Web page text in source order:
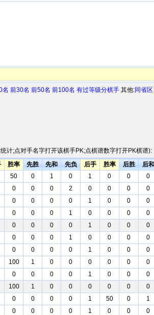
名 前30名 前50名 前100名 有过等级分棋手 其他:同省区
计;点对手名字打开该棋手PK;点棋谱数字打开PK棋谱):
胜率 先胜 先和 先负 后手 胜率 后胜 后和
50 0 1 0 1 0 0 0
0 0 0 2 0 0 0 0
0 0 0 0 1 0 0 0
0 0 0 1 0 0 0 0
0 0 0 0 1 0 0 0
0 0 0 1 0 0 0 0
0 0 0 0 1 0 0 0
100 1 0 0 0 0 0 0
0 0 0 0 1 0 0 0
100 1 0 0 0 0 0 0
0 0 0 0 1 50 0 1
0 0 0 0 1 0 0 0